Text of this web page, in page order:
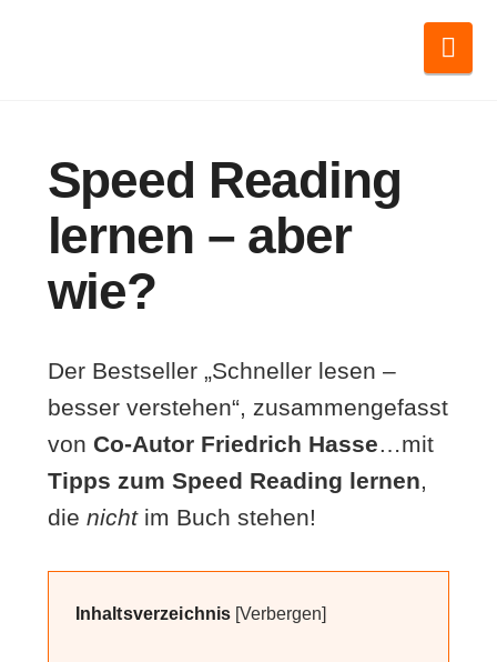
Speed Reading
lernen – aber
wie?
Der Bestseller „Schneller lesen –
besser verstehen“, zusammengefasst
von Co-Autor Friedrich Hasse…mit
Tipps zum Speed Reading lernen,
die nichtim Buch stehen!
Inhaltsverzeichnis